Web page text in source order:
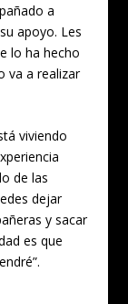
a
apoyo. Les
lo ha hecho
va a realizar
viviendo
de las
dejar
y sacar
es que